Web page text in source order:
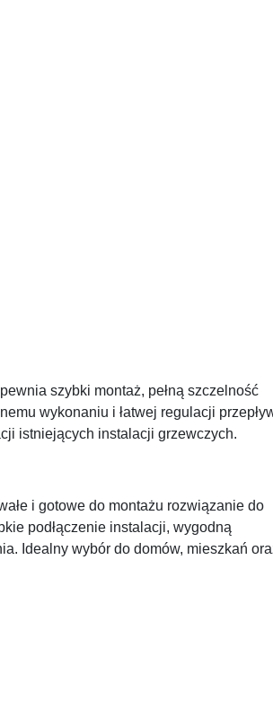
szybki montaż, pełną szczelność
wykonaniu i łatwej regulacji
istniejących instalacji grzewczych.
i gotowe do montażu rozwiązanie do
podłączenie instalacji, wygodną
Idealny wybór do domów, mieszkań